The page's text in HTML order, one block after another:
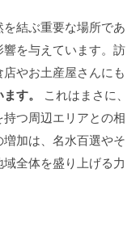
結ぶ重要な場所であ
を与えています。訪
やお土産屋さんにも
す。
これはまさに、
つ周辺エリアとの相
加は、名水百選やそ
全体を盛り上げる力